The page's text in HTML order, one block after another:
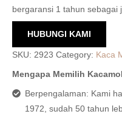
bergaransi 1 tahun sebagai
HUBUNGI KAMI
SKU: 2923 Category: Kaca
Mengapa Memilih
Berpengalaman: Kami
1972, sudah 50 tahun